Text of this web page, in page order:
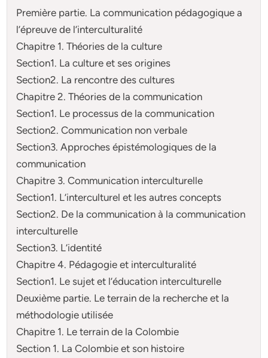
Première partie. La communication pédagogique a
l’épreuve de l’interculturalité
Chapitre 1. Théories de la culture
Section1. La culture et ses origines
Section2. La rencontre des cultures
Chapitre 2. Théories de la communication
Section1. Le processus de la communication
Section2. Communication non verbale
Section3. Approches épistémologiques de la
communication
Chapitre 3. Communication interculturelle
Section1. L’interculturel et les autres concepts
Section2. De la communication à la communication
interculturelle
Section3. L’identité
Chapitre 4. Pédagogie et interculturalité
Section1. Le sujet et l’éducation interculturelle
Deuxième partie. Le terrain de la recherche et la
méthodologie utilisée
Chapitre 1. Le terrain de la Colombie
Section 1. La Colombie et son histoire